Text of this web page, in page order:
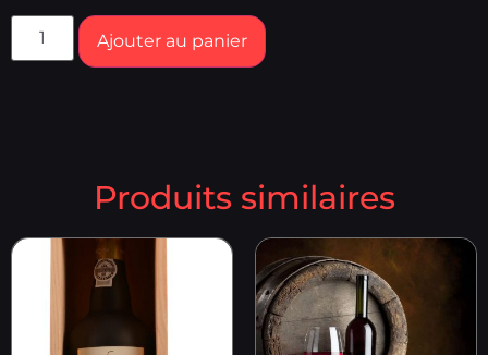
Ajouter au panier
Produits similaires